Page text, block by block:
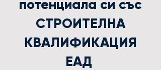
потенциала си със
СТРОИТЕЛНА
КВАЛИФИКАЦИЯ
ЕАД